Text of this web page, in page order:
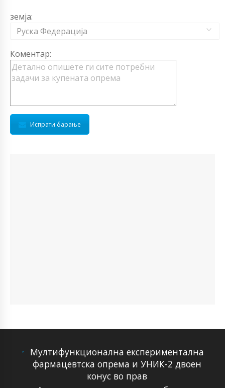
земја:
Руска Федерација
Коментар:
Испрати барање
Мултифункционална експериментална
фармацевтска опрема и УНИК-2 двоен
конус во прав